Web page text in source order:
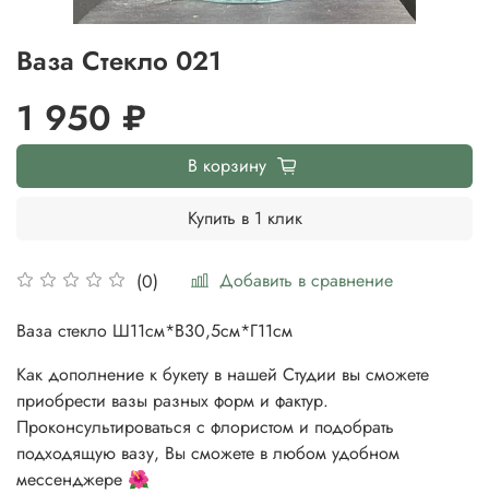
Ваза Стекло 021
(0) Добавить в сравнение
1 950 ₽
В корзину
Купить в 1 клик
Ваза стекло Ш11см*В30,5см*Г11см
Как дополнение к букету в нашей Студии вы сможете
приобрести вазы разных форм и фактур.
Проконсультироваться с флористом и подобрать
подходящую вазу, Вы сможете в любом удобном
мессенджере 🌺